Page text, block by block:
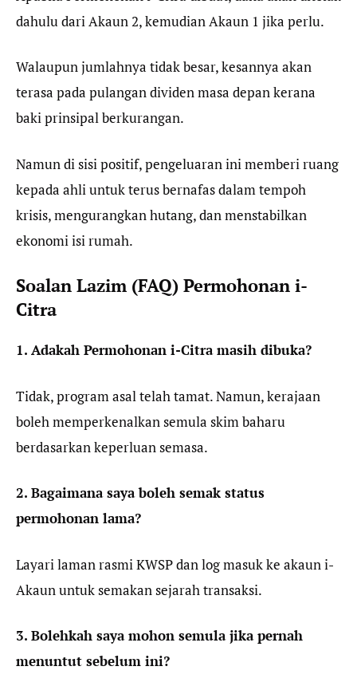
dahulu dari Akaun 2, kemudian Akaun 1 jika perlu.
Walaupun jumlahnya tidak besar, kesannya akan
terasa pada pulangan dividen masa depan kerana
baki prinsipal berkurangan.
Namun di sisi positif, pengeluaran ini memberi ruang
kepada ahli untuk terus bernafas dalam tempoh
krisis, mengurangkan hutang, dan menstabilkan
ekonomi isi rumah.
Soalan Lazim (FAQ) Permohonan i-
Citra
1. Adakah Permohonan i-Citra masih dibuka?
Tidak, program asal telah tamat. Namun, kerajaan
boleh memperkenalkan semula skim baharu
berdasarkan keperluan semasa.
2. Bagaimana saya boleh semak status
permohonan lama?
Layari laman rasmi KWSP dan log masuk ke akaun i-
Akaun untuk semakan sejarah transaksi.
3. Bolehkah saya mohon semula jika pernah
menuntut sebelum ini?